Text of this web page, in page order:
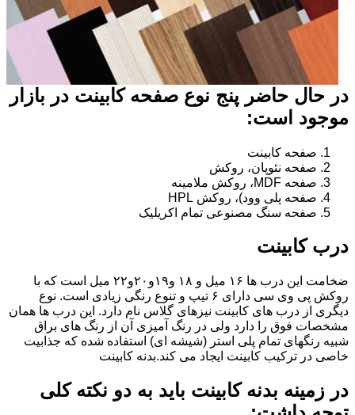
در حال حاضر پنج نوع صفحه کابینت در بازار
موجود است:
صفحه کابینت
صفحه نئوپان، روکش
صفحه MDF، روکش ملامینه
صفحه پلی وود)، روکش HPL
صفحه سنگ مصنوعی تمام اکریلیک
درب کابینت
ضخامت این درب ها ۱۶ میل و ۱۸ و١٩و٢٠و٢٢ میل است که با
روکش پی وی سی دارای ۶ تیپ و تنوع رنگی زیادی است. نوع
دیگری از درب های کابینت نیزهای گلاس نام دارد. این درب ها همان
مشخصات فوق را دارد ولی در رنگ آمیزی آن از رنگ های براق
شبیه رنگهای تمام پلی استر (شیشه ای) استفاده شده که جذابیت
خاصی در ترکیب کابینت ایجاد می کند.بدنه کابینت
در زمینه بدنه کابینت باید به دو نکته کلی